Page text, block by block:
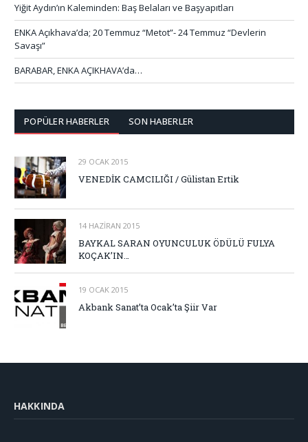
Yiğit Aydın’ın Kaleminden: Baş Belaları ve Başyapıtları
ENKA Açıkhava’da; 20 Temmuz “Metot”- 24 Temmuz “Devlerin
Savaşı”
BARABAR, ENKA AÇIKHAVA’da…
POPÜLER HABERLER SON HABERLER
29 OCAK 2015
VENEDİK CAMCILIĞI / Gülistan Ertik
14 HAZIRAN 2015
BAYKAL SARAN OYUNCULUK ÖDÜLÜ FULYA
KOÇAK’IN…
19 OCAK 2015
Akbank Sanat’ta Ocak’ta Şiir Var
HAKKINDA